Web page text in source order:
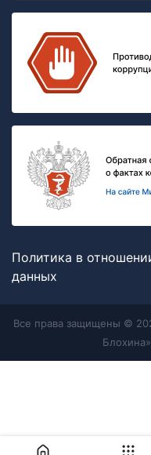
Политика в
данных
Все права защищены ©